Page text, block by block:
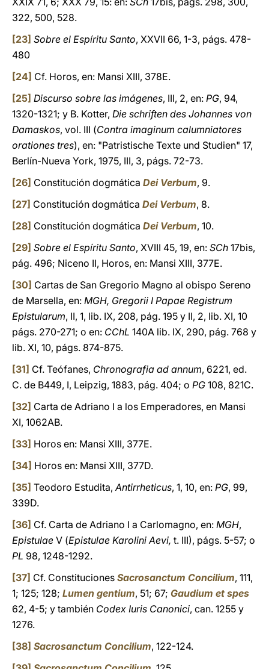
322, 500, 528.
[23] Sobre el Espíritu Santo, XXVII 66, 1-3, págs. 478-
480
[24] Cf. Horos, en: Mansi XIII, 378E.
[25] Discurso sobre las imágenes, III, 2, en: PG, 94,
1320-1321; y B. Kotter, Die schriften des Johannes von
Damaskos, vol. III (Contra imaginum calumniatores
orationes tres), en: "Patristische Texte und Studien" 17,
Berlín-Nueva York, 1975, III, 3, págs. 72-73.
[26] Constitución dogmática Dei Verbum, 9.
[27] Constitución dogmática Dei Verbum, 8.
[28] Constitución dogmática Dei Verbum, 10.
[29] Sobre el Espíritu Santo, XVIII 45, 19, en: SCh 17bis,
pág. 496; Niceno II, Horos, en: Mansi XIII, 377E.
[30] Cartas de San Gregorio Magno al obispo Sereno
de Marsella, en: MGH, Gregorii I Papae Registrum
Epistularum, II, 1, lib. IX, 208, pág. 195 y II, 2, lib. XI, 10
págs. 270-271; o en: CChL 140A lib. IX, 290, pág. 768 y
lib. XI, 10, págs. 874-875.
[31] Cf. Teófanes, Chronografia ad annum, 6221, ed.
C. de B449, I, Leipzig, 1883, pág. 404; o PG 108, 821C.
[32] Carta de Adriano I a los Emperadores, en Mansi
XI, 1062AB.
[33] Horos en: Mansi XIII, 377E.
[34] Horos en: Mansi XIII, 377D.
[35] Teodoro Estudita,Antirrheticus, 1, 10, en: PG, 99,
339D.
[36] Cf. Carta de Adriano I a Carlomagno, en: MGH,
Epistulae V (Epistulae Karolini Aevi, t. III), págs. 5-57; o
PL 98, 1248-1292.
[37] Cf. Constituciones Sacrosanctum Concilium, 111,
1; 125; 128; Lumen gentium, 51; 67; Gaudium et spes
62, 4-5; y también Codex Iuris Canonici, can. 1255 y
1276.
[38] Sacrosanctum Concilium, 122-124.